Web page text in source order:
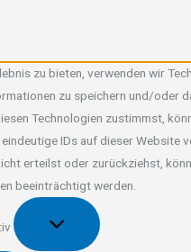
zu bieten, verwenden wir
zu speichern und/oder
Technologien zustimmst,
IDs auf dieser Website
erteilst oder zurückziehst,
beeinträchtigt werden.